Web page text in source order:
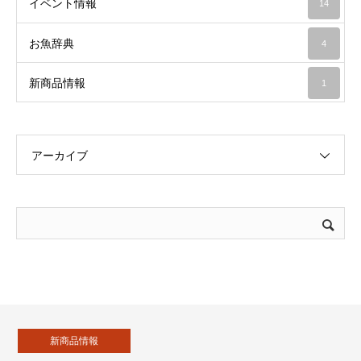
イベント情報 14
お魚辞典 4
新商品情報 1
アーカイブ
新商品情報